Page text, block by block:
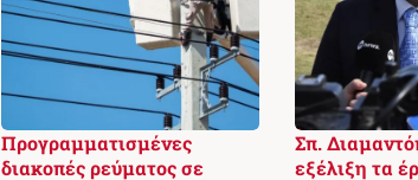
Προγραμματισμένες
διακοπές ρεύματος σε
Σπ.
εξέλιξη τα